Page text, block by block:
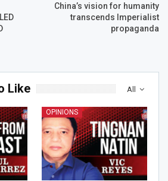
China’s vision for humanity
transcends Imperialist
propaganda
All
Like
OPINIONS